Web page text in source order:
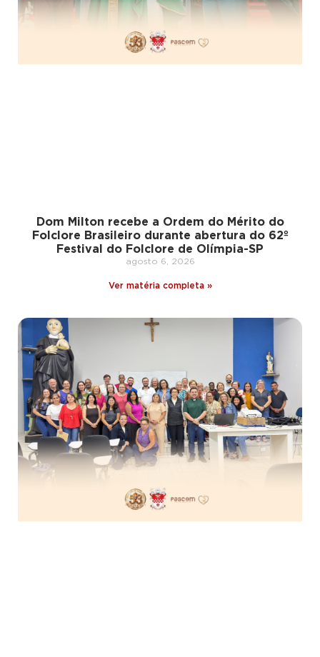
Dom Milton recebe a Ordem do Mérito do
Folclore Brasileiro durante abertura do 62º
Festival do Folclore de Olímpia-SP
agosto 6, 2026
Ver matéria completa »